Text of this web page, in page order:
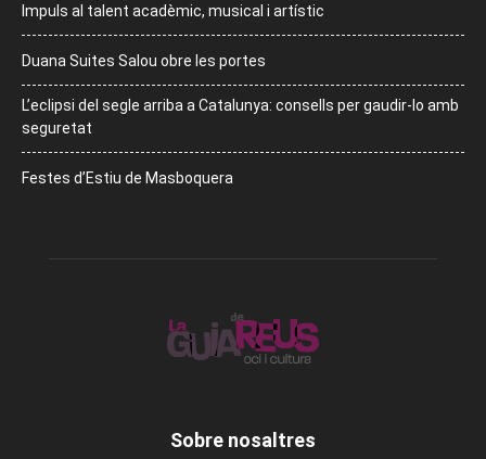
Impuls al talent acadèmic, musical i artístic
Duana Suites Salou obre les portes
L’eclipsi del segle arriba a Catalunya: consells per gaudir-lo amb
seguretat
Festes d’Estiu de Masboquera
Sobre nosaltres